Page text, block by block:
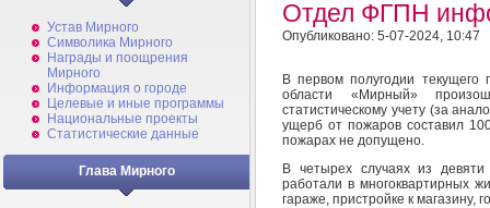
Устав Мирного
Символика Мирного
Награды и поощрения
Мирного
Информация о городе
Целевые и иные программы
Национальные проекты
Статистические данные
Глава Мирного
Отдел ФГПН
Опубликовано: 5-07-2024, 10:47
В первом полугодии текущего
области «Мирный»
статистическому учету (за
ущерб от пожаров составил
пожарах не допущено.
В четырех случаях из
работали в многоквартирных
гараже, пристройке к магазину,